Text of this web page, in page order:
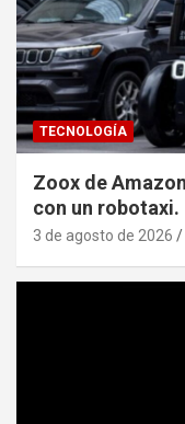
TECNOLOGÍA
Zoox de
con un robotaxi.
3 de agosto de 2026